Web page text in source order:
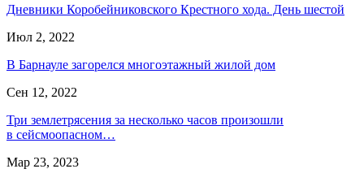
Дневники Коробейниковского Крестного хода. День шестой
Июл 2, 2022
В Барнауле загорелся многоэтажный жилой дом
Сен 12, 2022
Три землетрясения за несколько часов произошли
в сейсмоопасном…
Мар 23, 2023